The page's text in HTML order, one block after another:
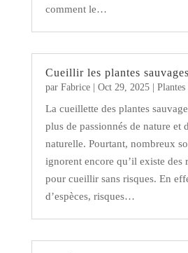
comment le…
Cueillir les plantes
par Fabrice| Oct 29, 2025| Plantes
La cueillette des plantes
plus de passionnés de nature et
naturelle. Pourtant, nombreux
ignorent encore qu’il existe des
pour cueillir sans risques. En
d’espèces, risques…